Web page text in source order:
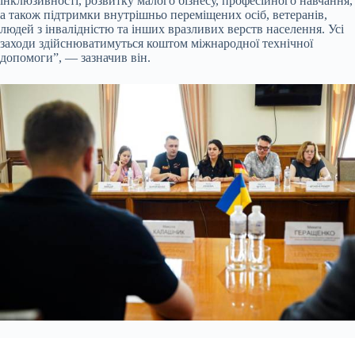
а також підтримки внутрішньо переміщених осіб, ветеранів,
людей з інвалідністю та інших вразливих верств населення. Усі
заходи здійснюватимуться коштом міжнародної технічної
допомоги”, — зазначив він.